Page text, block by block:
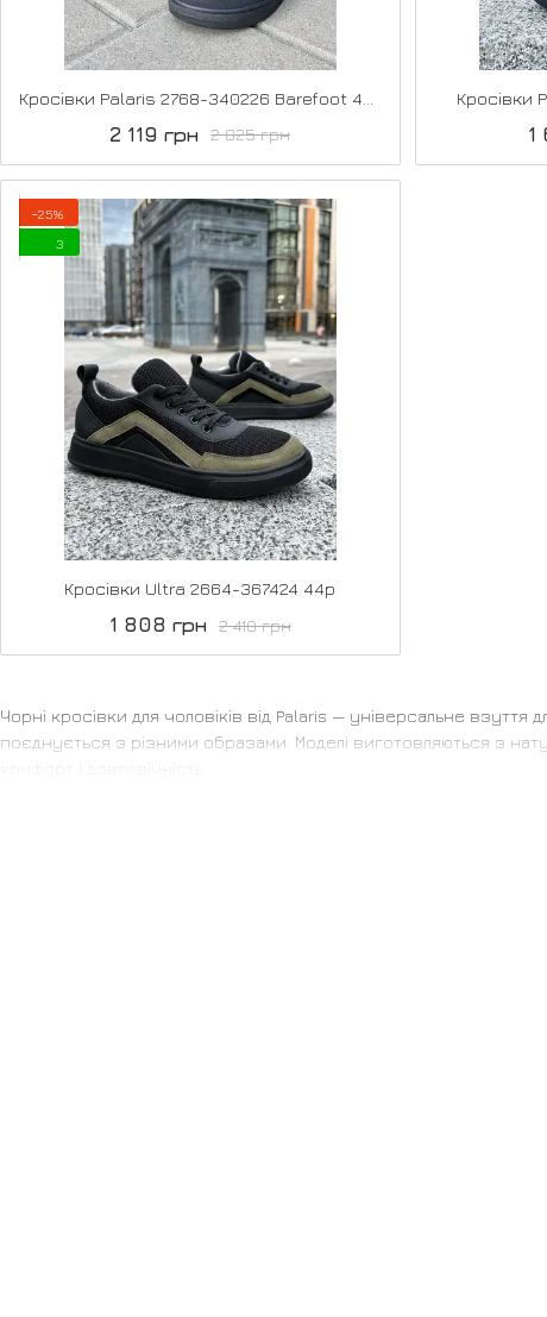
Чорні кросівки для чоловіків від Palaris — універсальне
поєднується з різними образами. Моделі виготовляються з
2 825 грн
2 119 грн
Кросівки
1
−25%
3
Кросівки Ultra 2664-367424 44р
2 410 грн
1 808 грн